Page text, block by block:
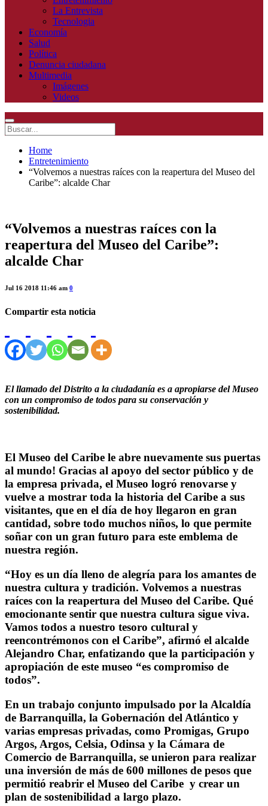
La Entrevista
Tecnologia
Economía
Salud
Política
Denuncia ciudadana
Multimedia
Imágenes
Videos
Home
Entretenimiento
“Volvemos a nuestras raíces con la reapertura del Museo del
Caribe”: alcalde Char
“Volvemos a nuestras raíces con la
reapertura del Museo del Caribe”:
alcalde Char
Jul 16 2018 11:46 am 0
Compartir esta noticia
El llamado del Distrito a la ciudadanía es a apropiarse del Museo
con un compromiso de todos para su conservación y
sostenibilidad.
El Museo del Caribe le abre nuevamente sus puertas
al mundo! Gracias al apoyo del sector público y de
la empresa privada, el Museo logró renovarse y
vuelve a mostrar toda la historia del Caribe a sus
visitantes, que en el día de hoy llegaron en gran
cantidad, sobre todo muchos niños, lo que permite
soñar con un gran futuro para este emblema de
nuestra región.
“Hoy es un día lleno de alegría para los amantes de
nuestra cultura y tradición. Volvemos a nuestras
raíces con la reapertura del Museo del Caribe. Qué
emocionante sentir que nuestra cultura sigue viva.
Vamos todos a nuestro tesoro cultural y
reencontrémonos con el Caribe”, afirmó el alcalde
Alejandro Char, enfatizando que la participación y
apropiación de este museo “es compromiso de
todos”.
En un trabajo conjunto impulsado por la Alcaldía
de Barranquilla, la Gobernación del Atlántico y
varias empresas privadas, como Promigas, Grupo
Argos, Argos, Celsia, Odinsa y la Cámara de
Comercio de Barranquilla, se unieron para realizar
una inversión de más de 600 millones de pesos que
permitió reabrir el Museo del Caribe y crear un
plan de sostenibilidad a largo plazo.